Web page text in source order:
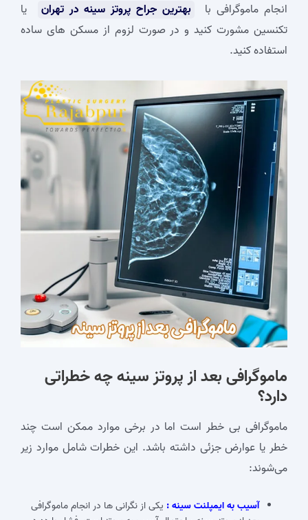
انجام ماموگرافی با
بهترین جراح پروتز سینه در تهران
یا
تکنسین مشورت کنید و در صورت لزوم از مسکن‌ های ساده
استفاده کنید.
ماموگرافی بعد از پروتز سینه چه خطراتی
دارد؟
ماموگرافی بی‌ خطر است اما در برخی موارد ممکن است چند
خطر یا عوارض جزئی داشته باشد. این خطرات شامل موارد زیر
می‌شوند:
آسیب به ایمپلنت سینه : یکی از نگرانی ‌ها در انجام ماموگرافی